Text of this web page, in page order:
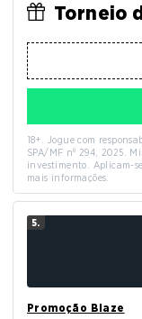
Torneio
18+. Jogue com
SPA/MF nº 294, 2025.
investimento. Aplicam-
mais informações.
5.
Promoção Blaze